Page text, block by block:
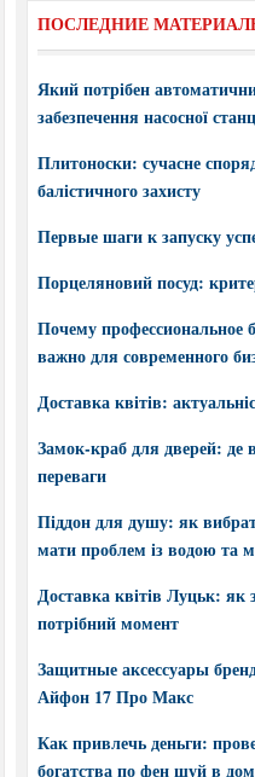
ПОСЛЕДНИЕ
Який потрібен
забезпечення насосної
Плитоноски: сучасне
балістичного захисту
Первые шаги к запуску
Порцеляновий посуд:
Почему профессиональное
важно для современного
Доставка квітів:
Замок-краб для дверей: де
переваги
Піддон для душу: як
мати проблем із водою та
Доставка квітів Луцьк:
потрібний момент
Защитные аксессуары
Айфон 17 Про Макс
Как привлечь деньги:
богатства по фен шуй в